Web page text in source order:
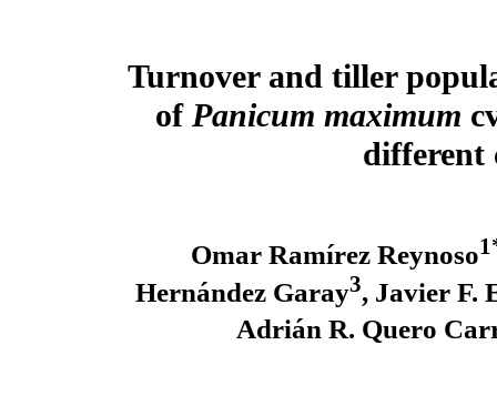
Turnover and tiller
of Panicum maximum
different
Omar Ramírez Reynoso
Hernández Garay3, Javier F.
Adrián R. Quero